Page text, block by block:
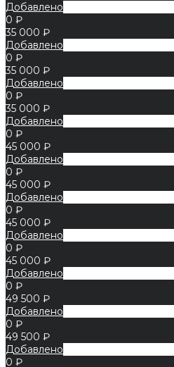
Добавлено
0 ₽
35 000 ₽
Добавлено
0 ₽
35 000 ₽
Добавлено
0 ₽
35 000 ₽
Добавлено
0 ₽
45 000 ₽
Добавлено
0 ₽
45 000 ₽
Добавлено
0 ₽
45 000 ₽
Добавлено
0 ₽
45 000 ₽
Добавлено
0 ₽
49 500 ₽
Добавлено
0 ₽
49 500 ₽
Добавлено
0 ₽